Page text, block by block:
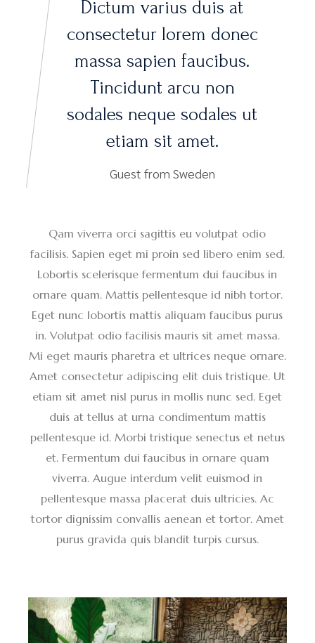
Dictum varius duis at
consectetur lorem donec
massa sapien faucibus.
Tincidunt arcu non
sodales neque sodales ut
etiam sit amet.
Guest from Sweden
Qam viverra orci sagittis eu volutpat odio
facilisis. Sapien eget mi proin sed libero enim sed.
Lobortis scelerisque fermentum dui faucibus in
ornare quam. Mattis pellentesque id nibh tortor.
Eget nunc lobortis mattis aliquam faucibus purus
in. Volutpat odio facilisis mauris sit amet massa.
Mi eget mauris pharetra et ultrices neque ornare.
Amet consectetur adipiscing elit duis tristique. Ut
etiam sit amet nisl purus in mollis nunc sed. Eget
duis at tellus at urna condimentum mattis
pellentesque id. Morbi tristique senectus et netus
et. Fermentum dui faucibus in ornare quam
viverra. Augue interdum velit euismod in
pellentesque massa placerat duis ultricies. Ac
tortor dignissim convallis aenean et tortor. Amet
purus gravida quis blandit turpis cursus.